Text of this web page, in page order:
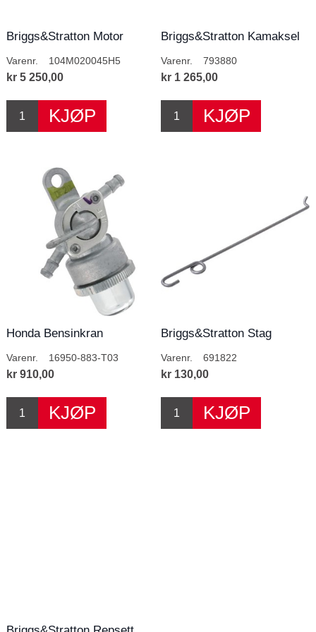
Briggs&Stratton Motor
Varenr. 104M020045H5
kr 5 250,00
Briggs&Stratton Kamaksel
Varenr. 793880
kr 1 265,00
Honda Bensinkran
Varenr. 16950-883-T03
kr 910,00
Briggs&Stratton Stag
Varenr. 691822
kr 130,00